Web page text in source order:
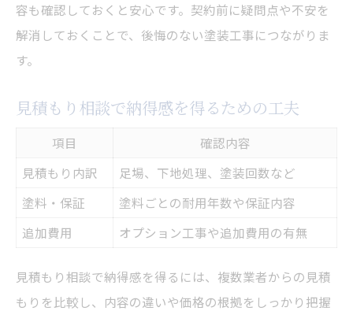
容も確認しておくと安心です。契約前に疑問点や不安を
解消しておくことで、後悔のない塗装工事につながりま
す。
見積もり相談で納得感を得るための工夫
項目
確認内容
見積もり内訳
足場、下地処理、塗装回数など
塗料・保証
塗料ごとの耐用年数や保証内容
追加費用
オプション工事や追加費用の有無
見積もり相談で納得感を得るには、複数業者からの見積
もりを比較し、内容の違いや価格の根拠をしっかり把握